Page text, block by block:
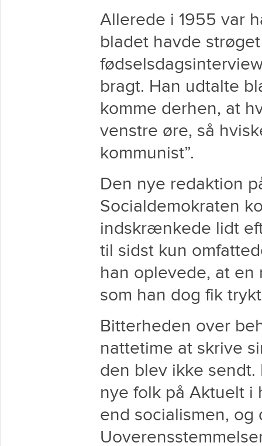
Allerede i 1955 var
bladet havde
bragt. Han udtalte
komme derhen, at
venstre øre, så
kommunist”.
Den nye redaktion
Socialdemokraten
indskrænkede lidt
til sidst kun
han oplevede, at
som han dog fik
Bitterheden over
nattetime at skrive
den blev ikke
nye folk på Aktuelt i
end socialismen,